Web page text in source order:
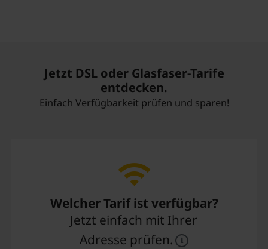
Jetzt DSL oder Glasfaser-Tarife
entdecken.
Einfach Verfügbarkeit prüfen und sparen!
Welcher Tarif ist verfügbar?
Jetzt einfach mit Ihrer
Adresse prüfen.